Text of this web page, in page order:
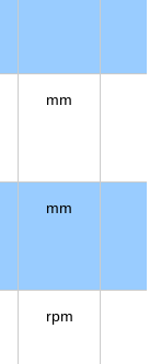
mm
mm
rpm